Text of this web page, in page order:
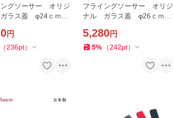
ングソーサー オリジ
ラス蓋 φ24ｃｍ
価格(税抜)10%分の
プレゼント】
円
（236pt）
フライングソーサー オリジ
ナル ガラス蓋 φ26ｃｍ
品価格(税抜)10%分のクーポ
ンプレゼント】
5,280円
5% （242pt）